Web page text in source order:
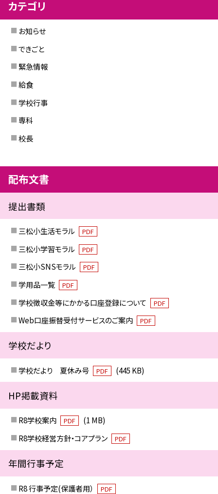
カテゴリ
お知らせ
できごと
緊急情報
給食
学校行事
専科
校長
配布文書
提出書類
三松小生活モラル PDF
三松小学習モラル PDF
三松小SNSモラル PDF
学用品一覧 PDF
学校徴収金等にかかる口座登録について PDF
Web口座振替受付サービスのご案内 PDF
学校だより
学校だより 夏休み号 PDF (445 KB)
HP掲載資料
R8学校案内 PDF
(1 MB)
R8学校経営方針・コアプラン
PDF
年間行事予定
R8 行事予定(保護者用） PDF